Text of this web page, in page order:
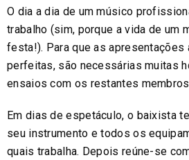
O dia a dia de um músico
trabalho (sim, porque a vida de um
festa!). Para que as apresentações
perfeitas, são necessárias muitas
ensaios com os restantes
Em dias de espetáculo, o baixista
seu instrumento e todos os
quais trabalha. Depois reúne-se